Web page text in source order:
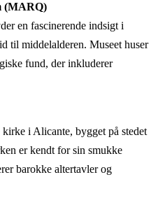
(MARQ)
en fascinerende indsigt i
til middelalderen. Museet huser
fund, der inkluderer
i Alicante, bygget på stedet
er kendt for sin smukke
barokke altertavler og